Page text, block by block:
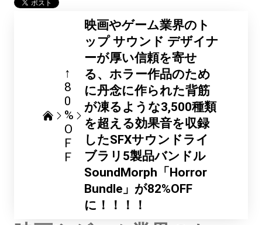
↑
8
0
%
O
F
F
映画やゲーム業界のト
ップ サウンド デザイナ
ーが厚い信頼を寄せ
る、ホラー作品のため
に丹念に作られた背筋
が凍るような3,500種類
を超える効果音を収録
したSFXサウンドライ
ブラリ5製品バンドル
SoundMorph「Horror
Bundle」が82%OFF
に！！！！